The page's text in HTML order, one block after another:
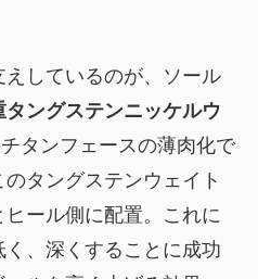
しているのが、ソール
タングステンニッケルウ
タンフェースの薄肉化で
タングステンウェイト
ール側に配置。これに
、深くすることに成功